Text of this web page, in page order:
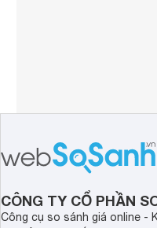
CÔNG TY CỔ PHẦN
Công cụ so sánh giá online -